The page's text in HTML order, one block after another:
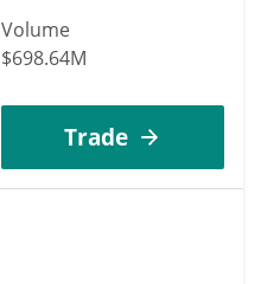
Volume
$698.64M
Trade